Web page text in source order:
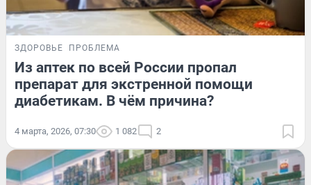
ЗДОРОВЬЕ ПРОБЛЕМА
Из аптек по всей России пропал
препарат для экстренной помощи
диабетикам. В чём причина?
4 марта, 2026, 07:30 1 082 2